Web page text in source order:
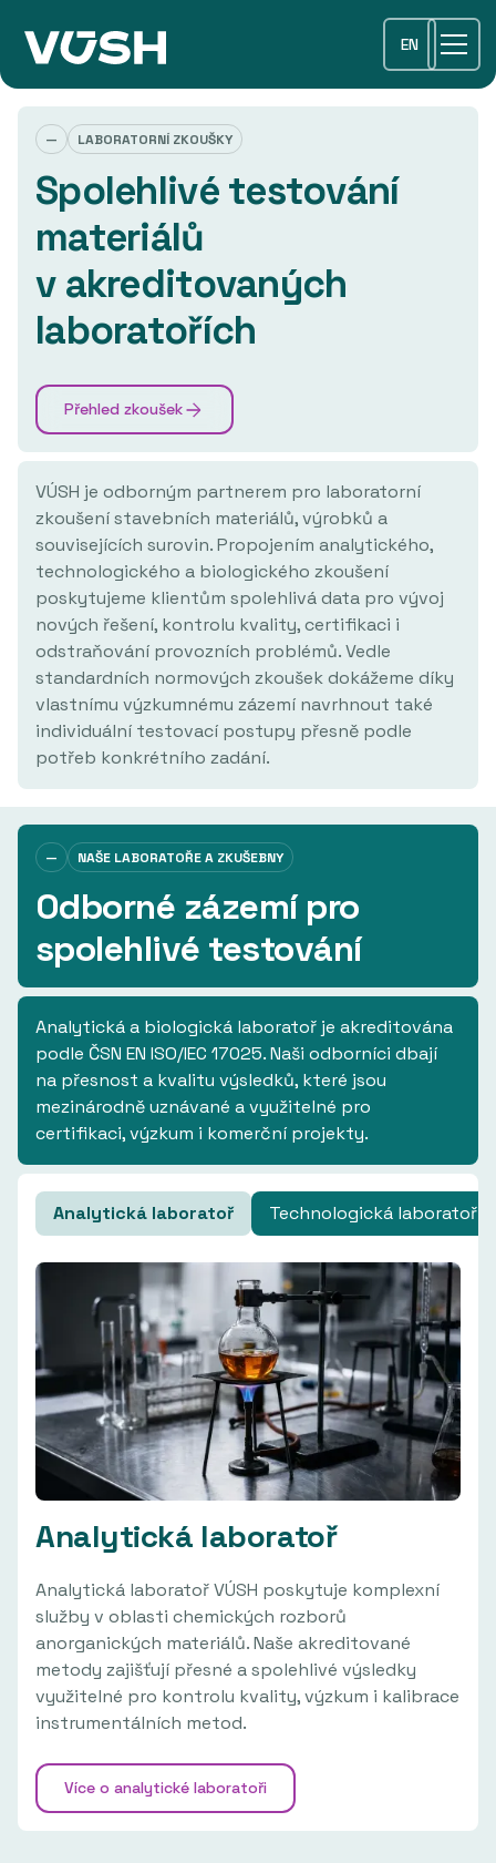
EN
— LABORATORNÍ ZKOUŠKY
Spolehlivé testování
materiálů
v akreditovaných
laboratořích
Přehled zkoušek
VÚSH je odborným partnerem pro laboratorní
zkoušení stavebních materiálů, výrobků a
souvisejících surovin. Propojením analytického,
technologického a biologického zkoušení
poskytujeme klientům spolehlivá data pro vývoj
nových řešení, kontrolu kvality, certifikaci i
odstraňování provozních problémů. Vedle
standardních normových zkoušek dokážeme díky
vlastnímu výzkumnému zázemí navrhnout také
individuální testovací postupy přesně podle
potřeb konkrétního zadání.
— NAŠE LABORATOŘE A ZKUŠEBNY
Odborné zázemí pro
spolehlivé testování
Analytická a biologická laboratoř je akreditována
podle ČSN EN ISO/IEC 17025. Naši odborníci dbají
na přesnost a kvalitu výsledků, které jsou
mezinárodně uznávané a využitelné pro
certifikaci, výzkum i komerční projekty.
Analytická laboratoř Technologická laboratoř
Analytická laboratoř
Analytická laboratoř VÚSH poskytuje komplexní
služby v oblasti chemických rozborů
anorganických materiálů. Naše akreditované
metody zajišťují přesné a spolehlivé výsledky
využitelné pro kontrolu kvality, výzkum i kalibrace
instrumentálních metod.
Více o analytické laboratoři